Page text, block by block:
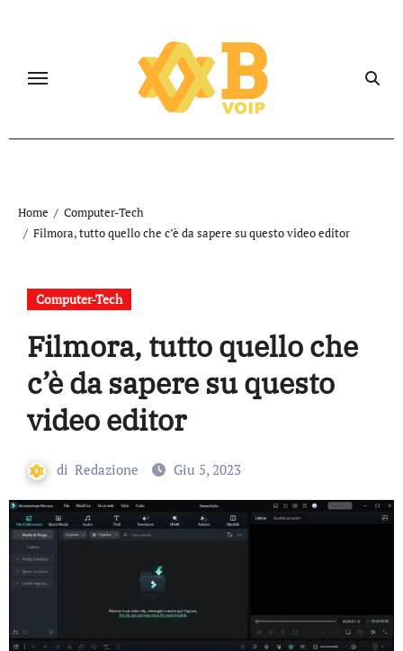
Home
Computer-Tech
Filmora, tutto quello che c’è da sapere su questo video editor
Computer-Tech
Filmora, tutto quello che
c’è da sapere su questo
video editor
di Redazione Giu 5, 2023